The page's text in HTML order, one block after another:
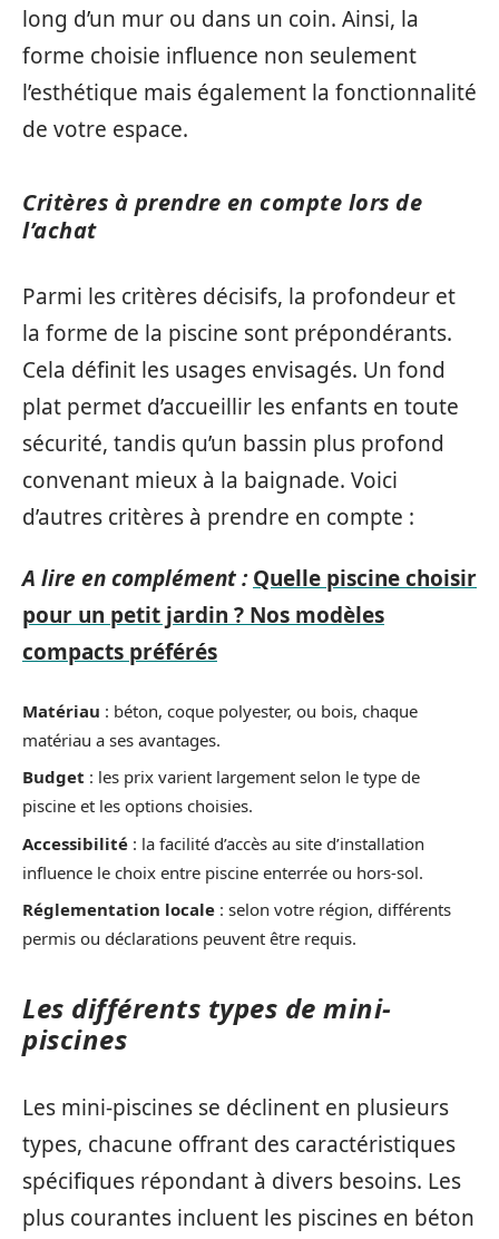
long d’un mur ou dans un coin. Ainsi, la
forme choisie influence non seulement
l’esthétique mais également la fonctionnalité
de votre espace.
Critères à prendre en compte lors de
l’achat
Parmi les critères décisifs, la profondeur et
la forme de la piscine sont prépondérants.
Cela définit les usages envisagés. Un fond
plat permet d’accueillir les enfants en toute
sécurité, tandis qu’un bassin plus profond
convenant mieux à la baignade. Voici
d’autres critères à prendre en compte :
A lire en complément : Quelle piscine choisir
pour un petit jardin ? Nos modèles
compacts préférés
Matériau : béton, coque polyester, ou bois, chaque
matériau a ses avantages.
Budget : les prix varient largement selon le type de
piscine et les options choisies.
Accessibilité : la facilité d’accès au site d’installation
influence le choix entre piscine enterrée ou hors-sol.
Réglementation locale : selon votre région, différents
permis ou déclarations peuvent être requis.
Les différents types de mini-
piscines
Les mini-piscines se déclinent en plusieurs
types, chacune offrant des caractéristiques
spécifiques répondant à divers besoins. Les
plus courantes incluent les piscines en béton